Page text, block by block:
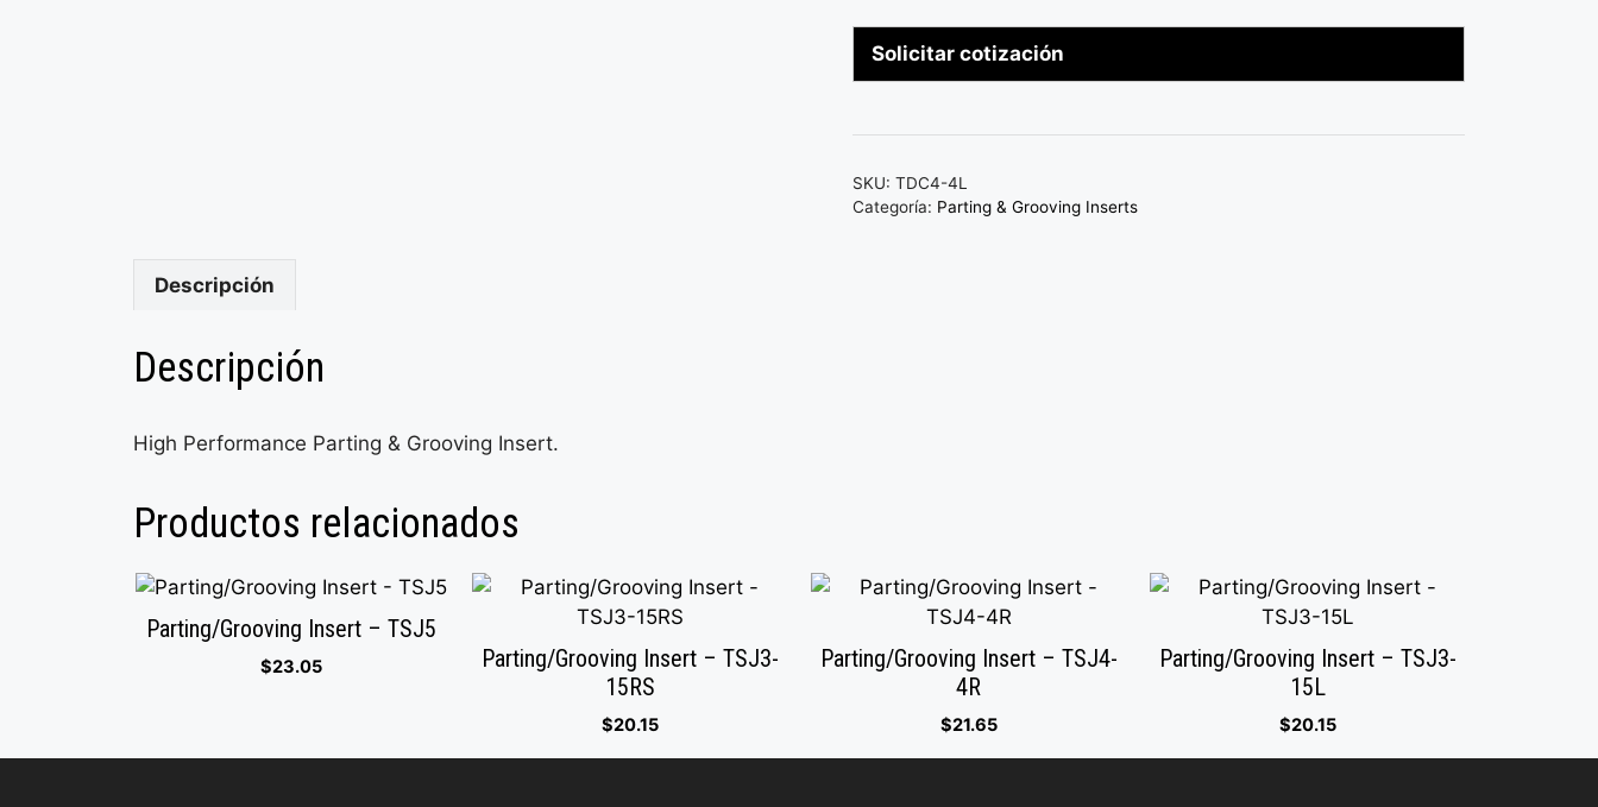
Solicitar cotización
SKU: TDC4-4L
Categoría: Parting & Grooving Inserts
Descripción
Descripción
High Performance Parting & Grooving Insert.
Productos relacionados
Parting/Grooving Insert – TSJ5
$23.05
Parting/Grooving Insert – TSJ3-
15RS
$20.15
Parting/Grooving Insert – TSJ4-
4R
$21.65
Parting/Grooving Insert – TSJ3-
15L
$20.15